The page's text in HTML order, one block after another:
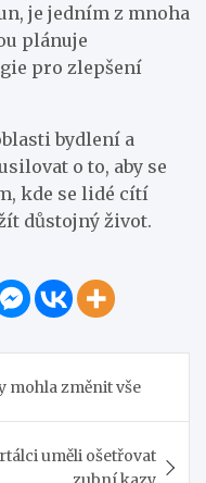
je jedním z mnoha
plánuje
pro zlepšení
bydlení a
o to, aby se
kde se lidé cítí
důstojný život.
mohla změnit vše
uměli ošetřovat